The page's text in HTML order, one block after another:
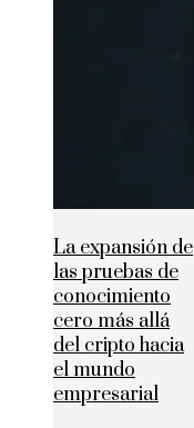
La expansión de
las pruebas de
conocimiento
cero más allá
del cripto hacia
el mundo
empresarial